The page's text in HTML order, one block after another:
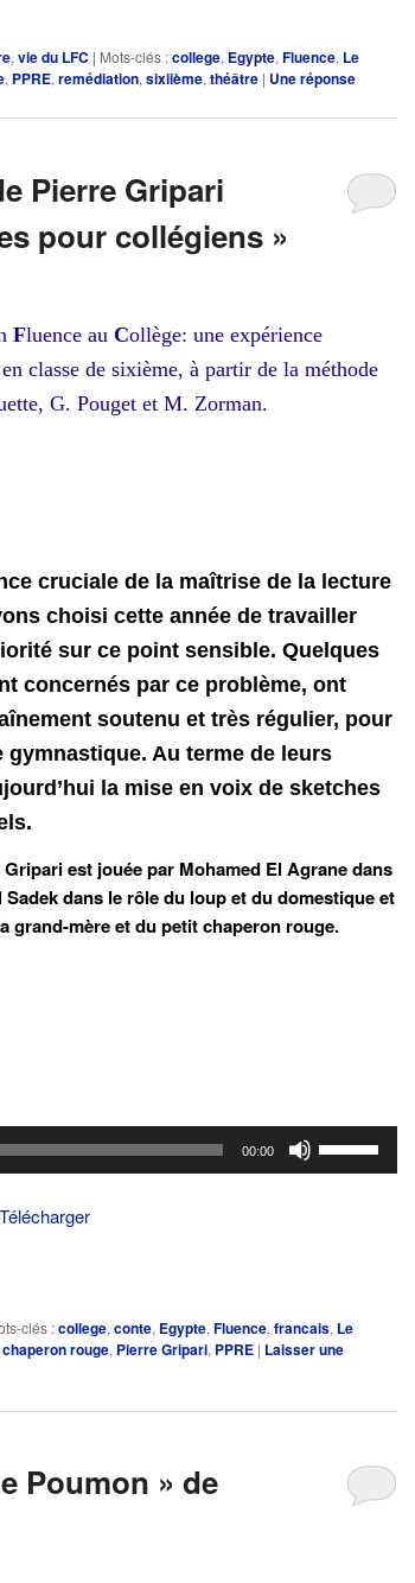
diminuer
volume.
, vie du LFC | Mots-clés :college, Egypte, Fluence, Le
, PPRE, remédiation, sixiième, théâtre | Uneréponse
Pierre Gripari
pour collégiens »
Fluence au Collège: une expérience
classe de sixième, à partir de la méthode
G. Pouget et M. Zorman.
cruciale de la maîtrise de la lecture
choisi cette année de travailler
sur ce point sensible. Quelques
concernés par ce problème, ont
soutenu et très régulier, pour
Au terme de leurs
la mise en voix de sketches
est jouée par Mohamed El Agrane dans
dans le rôle du loup et du domestique et
grand-mère et du petit chaperon rouge.
00:00
diminuer
Télécharger
clés :college, conte, Egypte, Fluence, francais, Le
rouge, Pierre Gripari, PPRE | Laisser une
Poumon » de